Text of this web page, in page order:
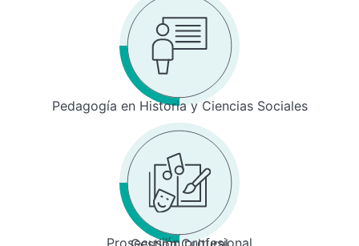
Pedagogía en Historia y Ciencias Sociales
Prosecusión profesional